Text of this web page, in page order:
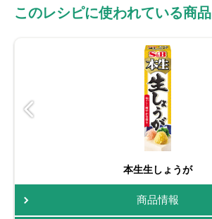
このレシピに使われている商品
本生生しょうが
商品情報